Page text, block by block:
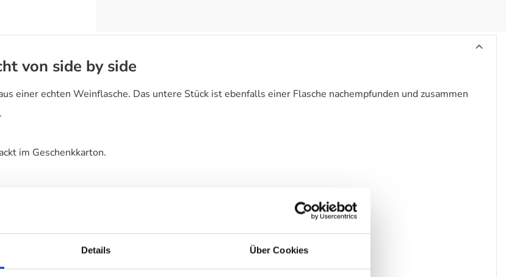
Details Über Cookies
von side by side
einer echten Weinflasche. Das untere Stück ist ebenfalls einer Flasche nachempfunden und zusammen
im Geschenkkarton.